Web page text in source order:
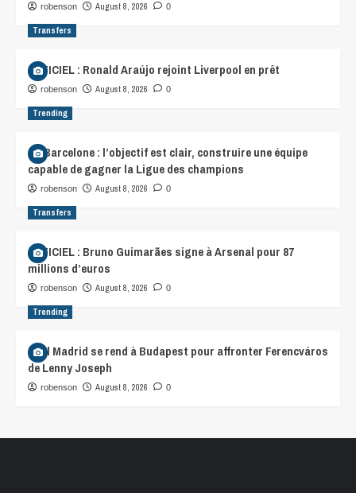
robenson August 8, 2026 0
Transfers
OFFICIEL : Ronald Araújo rejoint Liverpool en prêt
robenson August 8, 2026 0
Trending
FC Barcelone : l’objectif est clair, construire une équipe
capable de gagner la Ligue des champions
robenson August 8, 2026 0
Transfers
OFFICIEL : Bruno Guimarães signe à Arsenal pour 87
millions d’euros
robenson August 8, 2026 0
Trending
Real Madrid se rend à Budapest pour affronter Ferencváros
de Lenny Joseph
robenson August 8, 2026 0